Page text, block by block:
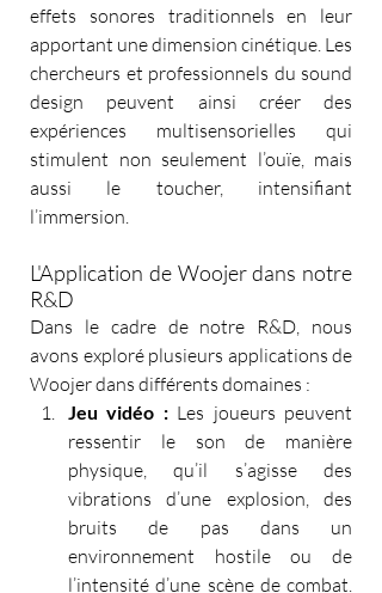
effets sonores traditionnels en leur
apportant une dimension cinétique. Les
chercheurs et professionnels du sound
design peuvent ainsi créer des
expériences multisensorielles qui
stimulent non seulement l’ouïe, mais
aussi le toucher, intensifiant
l’immersion.
L'Application de Woojer dans notre
R&D
Dans le cadre de notre R&D, nous
avons exploré plusieurs applications de
Woojer dans différents domaines :
Jeu vidéo : Les joueurs peuvent
ressentir le son de manière
physique, qu’il s’agisse des
vibrations d’une explosion, des
bruits de pas dans un
environnement hostile ou de
l’intensité d’une scène de combat.